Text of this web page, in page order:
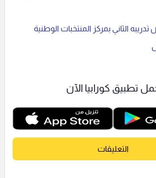
الثاني بمركز المنتخبات الوطنية
تطبيق كورابيا الآن
التعليقات